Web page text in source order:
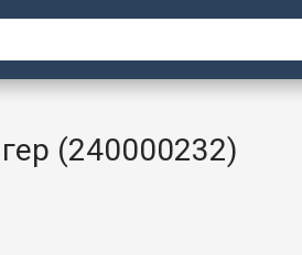
(240000232)